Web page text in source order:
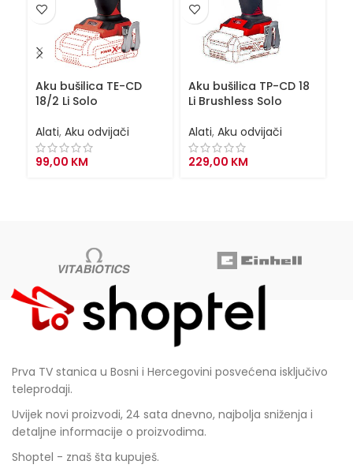
Aku bušilica TE-CD
18/2 Li Solo
Alati, Aku odvijači
99,00 KM
Aku bušilica TP-CD 18
Li Brushless Solo
Alati, Aku odvijači
229,00 KM
Prva TV stanica u Bosni i Hercegovini posvećena isključivo
teleprodaji.
Uvijek novi proizvodi, 24 sata dnevno, najbolja sniženja i
detaljne informacije o proizvodima.
Shoptel - znaš šta kupuješ.